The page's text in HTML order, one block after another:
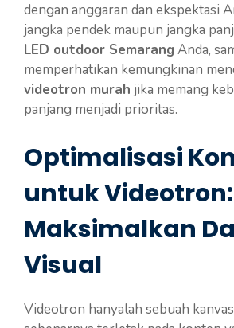
dengan anggaran dan ekspektasi
jangka pendek maupun jangka
LED outdoor Semarang Anda,
memperhatikan kemungkinan
videotron murah jika memang
panjang menjadi prioritas.
Optimalisasi
untuk Videotron:
Maksimalkan
Visual
Videotron hanyalah sebuah